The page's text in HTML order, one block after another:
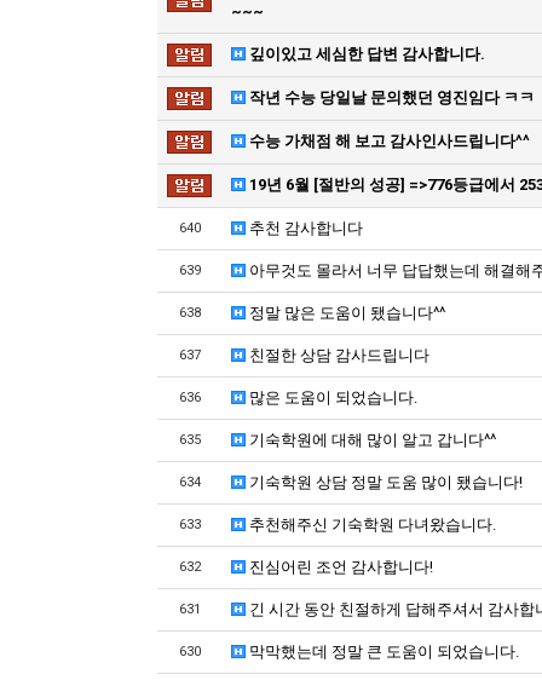
~~~
깊이있고 세심한 답변 감사합니다.
작년 수능 당일날 문의했던 영진임다 ㅋㅋ
수능 가채점 해 보고 감사인사드립니다^^
19년 6월 [절반의 성공] =>776등급에서
640 추천 감사합니다
639 아무것도 몰라서 너무 답답했는데 해결해
638 정말 많은 도움이 됐습니다^^
637 친절한 상담 감사드립니다
636 많은 도움이 되었습니다.
635 기숙학원에 대해 많이 알고 갑니다^^
634 기숙학원 상담 정말 도움 많이 됐습니다!
633 추천해주신 기숙학원 다녀왔습니다.
632 진심어린 조언 감사합니다!
631 긴 시간 동안 친절하게 답해주셔서 감사합
630 막막했는데 정말 큰 도움이 되었습니다.